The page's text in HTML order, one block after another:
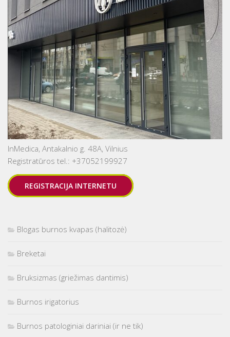
InMedica, Antakalnio g. 48A, Vilnius
Registratūros tel.: +37052199927
REGISTRACIJA INTERNETU
Blogas burnos kvapas (halitozė)
Breketai
Bruksizmas (griežimas dantimis)
Burnos irigatorius
Burnos patologiniai dariniai (ir ne tik)